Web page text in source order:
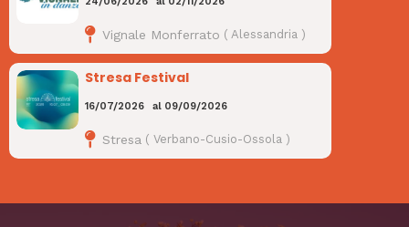
Vignale Monferrato ( Alessandria )
Stresa Festival
16/07/2026 al 09/09/2026
Stresa ( Verbano-Cusio-Ossola)